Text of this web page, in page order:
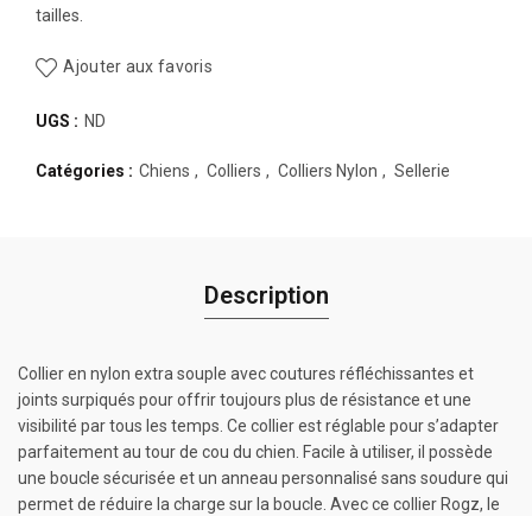
tailles.
Ajouter aux favoris
UGS : ND
Catégories : Chiens , Colliers , Colliers Nylon , Sellerie
Description
Collier en nylon extra souple avec coutures réfléchissantes et
joints surpiqués pour offrir toujours plus de résistance et une
visibilité par tous les temps. Ce collier est réglable pour s’adapter
parfaitement au tour de cou du chien. Facile à utiliser, il possède
une boucle sécurisée et un anneau personnalisé sans soudure qui
permet de réduire la charge sur la boucle. Avec ce collier Rogz, le